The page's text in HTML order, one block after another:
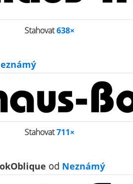
Stahovat638×
Stahovat711×
od Neznámý